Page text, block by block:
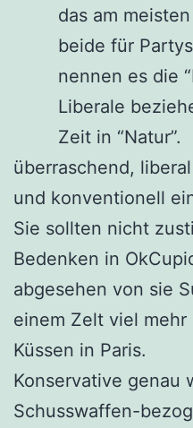
das am
beide für
nennen es die
Liberale
Zeit in “Natur”.
überraschend,
und konventionell
Sie sollten nicht
Bedenken in
abgesehen von sie
einem Zelt viel mehr
Küssen in Paris.
Konservative genau
Schusswaffen-